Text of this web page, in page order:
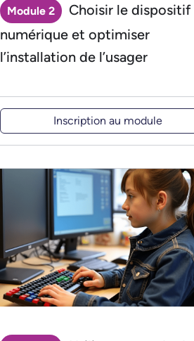
Module 2
Choisir le dispositif
numérique et optimiser
l’installation de l’usager
Inscription au module